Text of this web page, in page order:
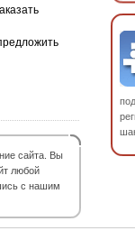
сайта. Вы
любой
с нашим